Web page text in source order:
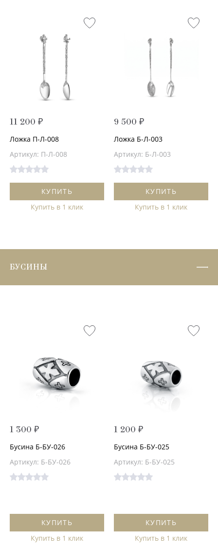
11 200 ₽
Ложка П-Л-008
Артикул: П-Л-008
КУПИТЬ
Купить в 1 клик
9 500 ₽
Ложка Б-Л-003
Артикул: Б-Л-003
КУПИТЬ
Купить в 1 клик
БУСИНЫ
1 300 ₽
Бусина Б-БУ-026
Артикул: Б-БУ-026
КУПИТЬ
Купить в 1 клик
1 200 ₽
Бусина Б-БУ-025
Артикул: Б-БУ-025
КУПИТЬ
Купить в 1 клик